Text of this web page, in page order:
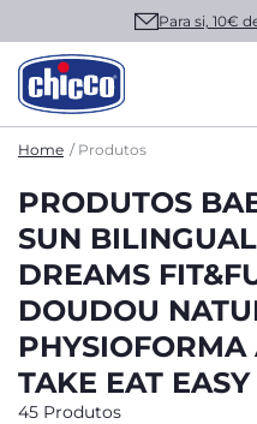
Para si, 10€
Home Produtos
PRODUTOS
SUN
DREAMS
DOUDOU
TAKE EAT EASY
45 Produtos